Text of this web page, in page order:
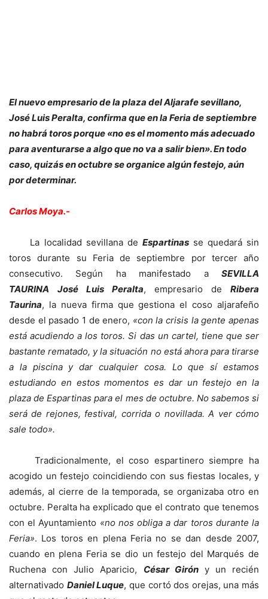
El nuevo empresario de la plaza del Aljarafe sevillano,
José Luis Peralta, confirma que en la Feria de septiembre
no habrá toros porque «no es el momento más adecuado
para aventurarse a algo que no va a salir bien». En todo
caso, quizás en octubre se organice algún festejo, aún
por determinar.
Carlos Moya.-
La localidad sevillana de Espartinasse quedará sin
toros durante su Feria de septiembre por tercer año
consecutivo. Según ha manifestado a SEVILLA
TAURINA
José Luis Peralta, empresario de Ribera
Taurina, la nueva firma que gestiona el coso aljarafeño
desde el pasado 1 de enero, «con la crisis la gente apenas
está acudiendo a los toros. Si das un cartel, tiene que ser
bastante rematado, y la situación no está ahora para tirarse
a la piscina y dar cualquier cosa. Lo que sí estamos
estudiando en estos momentos es dar un festejo en la
plaza de Espartinas para el mes de octubre. No sabemos si
será de rejones, festival, corrida o novillada. A ver cómo
sale todo».
Tradicionalmente, el coso espartinero siempre ha
acogido un festejo coincidiendo con sus fiestas locales, y
además, al cierre de la temporada, se organizaba otro en
octubre. Peralta ha explicado que el contrato que tenemos
con el Ayuntamiento «no nos obliga a dar toros durante la
Feria». Los toros en plena Feria no se dan desde 2007,
cuando en plena Feria se dio un festejo del Marqués de
Ruchena con Julio Aparicio, César Giróny un recién
alternativado Daniel Luque, que cortó dos orejas, una más